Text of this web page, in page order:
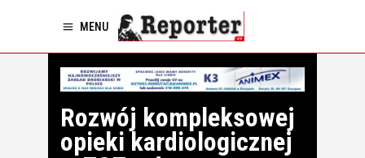
MENU
Rozwój kompleksowej
opieki kardiologicznej